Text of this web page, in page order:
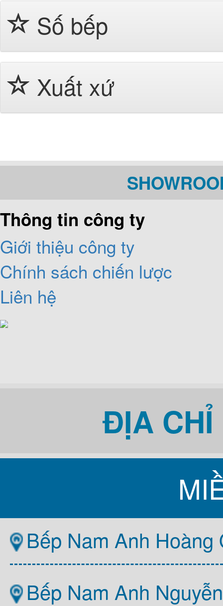
Số bếp
Xuất xứ
Thông tin công ty
Giới thiệu công ty
Chính sách chiến lược
Liên hệ
ĐỊA CHỈ
Bếp Nam Anh
Bếp Nam Anh